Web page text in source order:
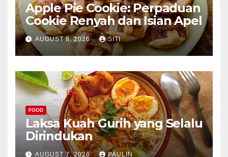
Apple Pie Cookie: Perpaduan
Cookie Renyah dan Isian Apel
AUGUST 8, 2026 SITI
FOOD
Laksa Kuah Gurih yang Selalu
Dirindukan
AUGUST 7, 2026 PAULIN